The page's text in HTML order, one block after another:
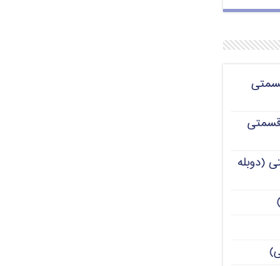
دریایی – ۲۳ قسمتی
خانواده وحوش – ۲۲ قسمتی
دی – ۱۳ قسمتی (دوبله